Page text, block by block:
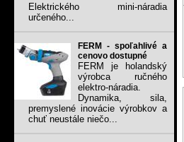
Elektrického mini-náradia
určeného...
FERM - spoľahlivé a
cenovo dostupné
FERM je holandský
výrobca ručného
elektro-náradia.
Dynamika, sila,
premyslené inovácie výrobkov a
chuť neustále niečo...